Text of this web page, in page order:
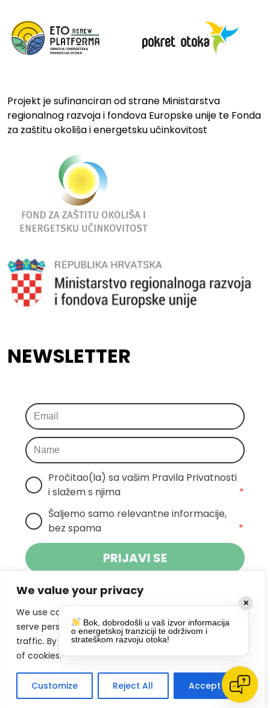
We value your privacy
We use cookies to enhance your browsing experience,
serve personalized ads or content, and analyze our
traffic. By clicking "Accept All", you consent to our use
of cookies.
Customize Reject All Accept All
Projekt je sufinanciran od strane Ministarstva
regionalnog razvoja i fondova Europske unije te Fonda
za zaštitu okoliša i energetsku učinkovitost
NEWSLETTER
Pročitao(la) sa vašim Pravila Privatnosti
i slažem s njima
*
Šaljemo samo relevantne informacije,
bez spama
*
PRIJAVI SE
Klikom na gumb dajete suglasnost za
primanje novosti Pokreta Otoka te se
slažete spolitikom privatnosti.
DRUŠTVENE MREŽE
✕
Bok, dobrodošli u vaš izvor informacija
o energetskoj tranziciji te održivom i
strateškom razvoju otoka!